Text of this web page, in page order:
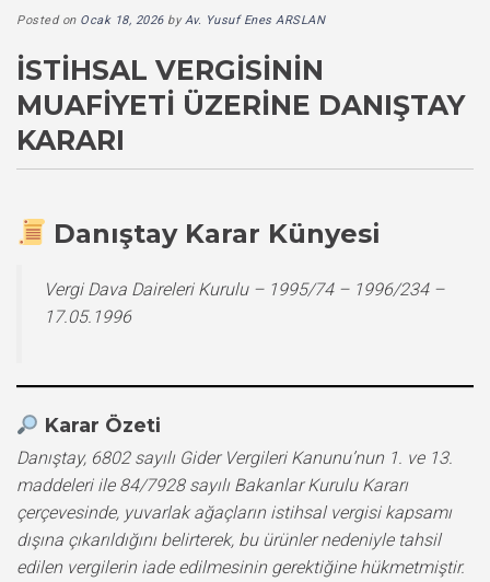
Posted on Ocak 18, 2026byAv. Yusuf Enes ARSLAN
İSTIHSAL VERGISININ
MUAFIYETI ÜZERINE DANIŞTAY
KARARI
Danıştay Karar Künyesi
Vergi Dava Daireleri Kurulu – 1995/74 – 1996/234 –
17.05.1996
Karar Özeti
Danıştay, 6802 sayılı Gider Vergileri Kanunu’nun 1. ve 13.
maddeleri ile 84/7928 sayılı Bakanlar Kurulu Kararı
çerçevesinde, yuvarlak ağaçların istihsal vergisi kapsamı
dışına çıkarıldığını belirterek, bu ürünler nedeniyle tahsil
edilen vergilerin iade edilmesinin gerektiğine hükmetmiştir.